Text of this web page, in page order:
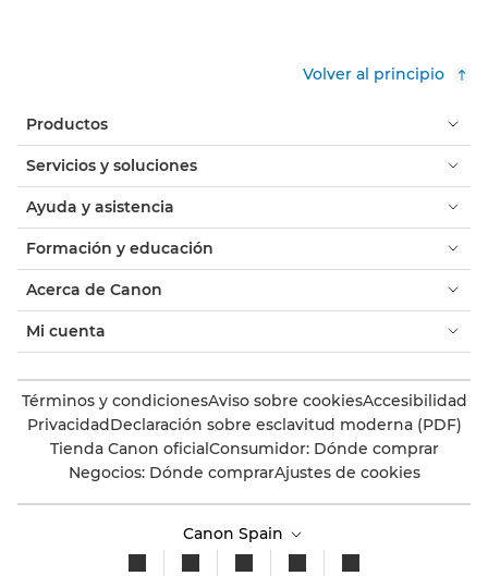
Volver al principio
Productos
Servicios y soluciones
Ayuda y asistencia
Formación y educación
Acerca de Canon
Mi cuenta
Términos y condicionesAviso sobre cookiesAccesibilidad
PrivacidadDeclaración sobre esclavitud moderna (PDF)
Tienda Canon oficialConsumidor: Dónde comprar
Negocios: Dónde comprarAjustes de cookies
Canon Spain